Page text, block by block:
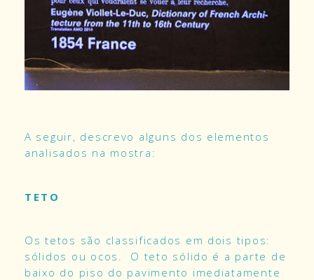
A seguir, descrevo alguns dos elementos
analisados na mostra:
TETO
Os tetos são classificados em dois tipos:
sólidos ou ocos. O teto sólido é a parte de
baixo do piso do pavimento imediatamente